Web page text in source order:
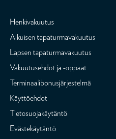
Henkivakuutus
Aikuisen tapaturmavakuutus
Lapsen tapaturmavakuutus
Vakuutusehdot ja -oppaat
Terminaalibonusjärjestelmä
Käyttöehdot
Tietosuojakäytäntö
Evästekäytäntö